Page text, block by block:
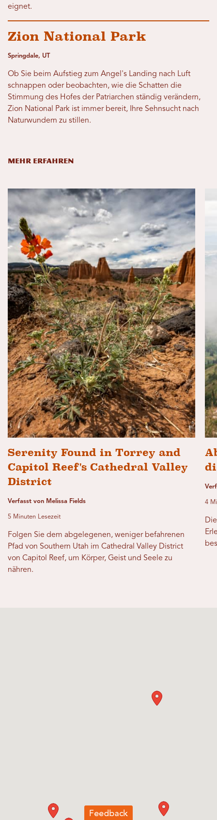
eignet.
Zion National Park
Springdale, UT
Ob Sie beim Aufstieg zum Angel's Landing nach Luft
schnappen oder beobachten, wie die Schatten die
Stimmung des Hofes der Patriarchen ständig verändern,
Zion National Park ist immer bereit, Ihre Sehnsucht nach
Naturwundern zu stillen.
MEHR ERFAHREN
Serenity Found in Torrey and
Capitol Reef's Cathedral Valley
District
Verfasst von Melissa Fields
5 Minuten Lesezeit
Folgen Sie dem abgelegenen, weniger befahrenen
Pfad von Southern Utah im Cathedral Valley District
von Capitol Reef, um Körper, Geist und Seele zu
nähren.
4